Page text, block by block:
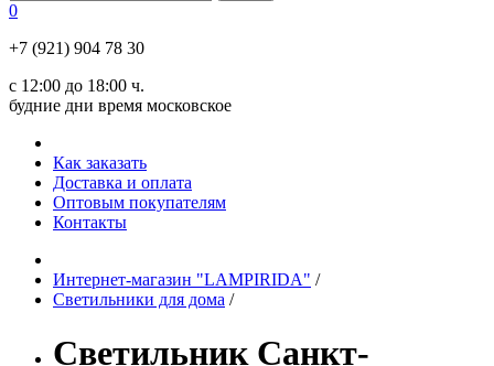
0
+7 (921) 904 78 30
с 12:00 до 18:00 ч.
будние дни время московское
Как заказать
Доставка и оплата
Оптовым покупателям
Контакты
Интернет-магазин "LAMPIRIDA" /
Светильники для дома /
Светильник Санкт-